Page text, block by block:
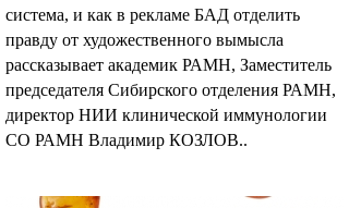
система, и как в рекламе БАД отделить
правду от художественного вымысла
рассказывает академик РАМН, Заместитель
председателя Сибирского отделения РАМН,
директор НИИ клинической иммунологии
СО РАМН Владимир КОЗЛОВ..